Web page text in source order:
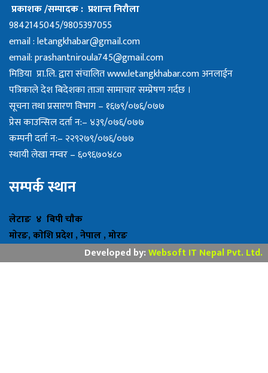
प्रकाशक /सम्पादक : प्रशान्त निरौला
9842145045/9805397055
email :letangkhabar@gmail.com
email:prashantniroula745@gmail.com
मिडिया प्रा.लि. द्वारा संचालित www.letangkhabar.com अनलाईन
पत्रिकाले देश बिदेशका ताजा सामाचार सम्प्रेषण गर्दछ ।
सूचना तथा प्रसारण विभाग – १६७९/०७६/०७७
प्रेस काउन्सिल दर्ता न:– ४३९/०७६/०७७
कम्पनी दर्ता न:– २२९२७९/०७६/०७७
स्थायी लेखा नम्वर – ६०९६७०४८०
सम्पर्क स्थान
लेटाङ ४ बिपी चाैक
माेरङ, काेशि प्रदेश , नेपाल , मोरङ
Developed by:Websoft IT Nepal Pvt. Ltd.